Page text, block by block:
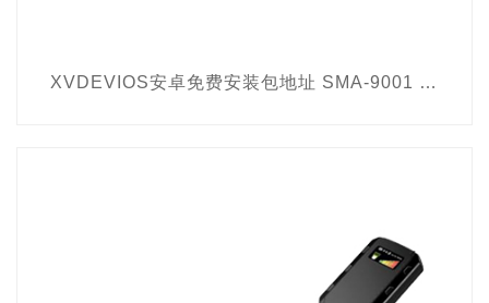
XVDEVIOS安卓免费安装包地址 SMA-9001 非线性节点探测器